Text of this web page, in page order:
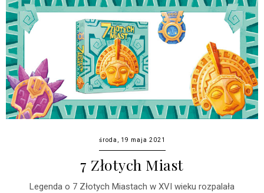
środa, 19 maja 2021
7 Złotych Miast
Legenda o 7 Złotych Miastach w XVI wieku rozpalała